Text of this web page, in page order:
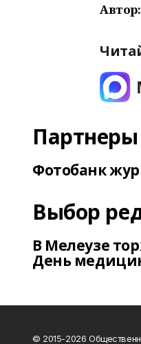
Партнеры
Фотобанк
Выбор
В Мелеузе
День
© 2015-2026